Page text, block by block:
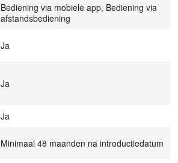
Bediening via mobiele app, Bediening via
afstandsbediening
Ja
Ja
Ja
Minimaal 48 maanden na introductiedatum